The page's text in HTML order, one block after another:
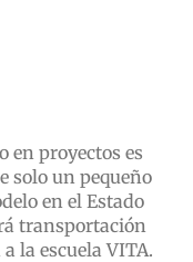
en proyectos es
solo un pequeño
en el Estado
transportación
la escuela VITA.